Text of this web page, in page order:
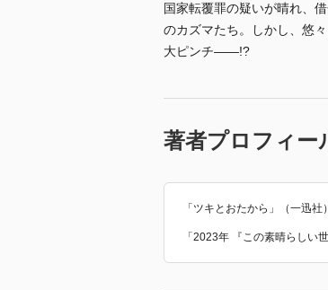
国家転覆罪の疑いが晴れ、
のカズマたち。しかし、悠
大ピンチ――!?
著者プロフィー
「ツキとおたから」（一迅
「2023年 『この素晴らしい